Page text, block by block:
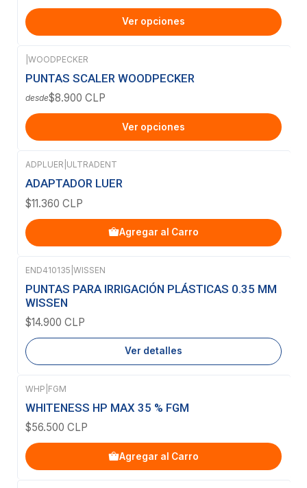
Ver opciones
WOODPECKER
PUNTAS SCALER WOODPECKER
desde$8.900 CLP
Ver opciones
ADPLUER ULTRADENT
ADAPTADOR LUER
$11.360 CLP
Agregar al Carro
Agotado
END410135 WISSEN
PUNTAS PARA IRRIGACIÓN PLÁSTICAS 0.35 MM
WISSEN
$14.900 CLP
Ver detalles
WHP FGM
WHITENESS HP MAX 35 % FGM
$56.500 CLP
Agregar al Carro